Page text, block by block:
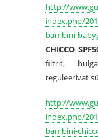
http://
index.php/
bambini-
CHICCO
filtrit,
reguleerivat
http://
index.php/
bambini-